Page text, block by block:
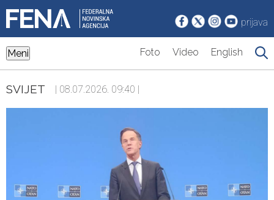
prijava
Meni Foto Video English
SVIJET | 08.07.2026. 09:40 |